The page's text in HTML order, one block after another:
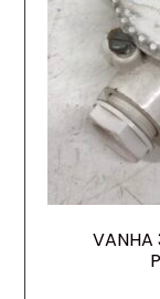
VANHA